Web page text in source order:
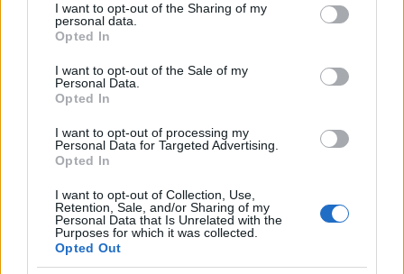
not limited to your visit or usage behaviour. You may click to
grant or deny consent to Google and its third-party tags to
use your data for below specified purposes in below Google
consent section.
I want to opt-out of the Sharing of my
personal data.
Opted In
I want to opt-out of the Sale of my
Personal Data.
Opted In
I want to opt-out of processing my
Personal Data for Targeted Advertising.
Opted In
I want to opt-out of Collection, Use,
Retention, Sale, and/or Sharing of my
Personal Data that Is Unrelated with the
Purposes for which it was collected.
Opted Out
Continua a leggere
ESG NEWS